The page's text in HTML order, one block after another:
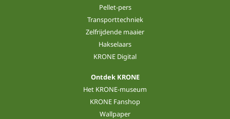
Pellet-pers
Transporttechniek
Zelfrijdende maaier
Hakselaars
KRONE Digital
Ontdek KRONE
Het KRONE-museum
KRONE Fanshop
Wallpaper